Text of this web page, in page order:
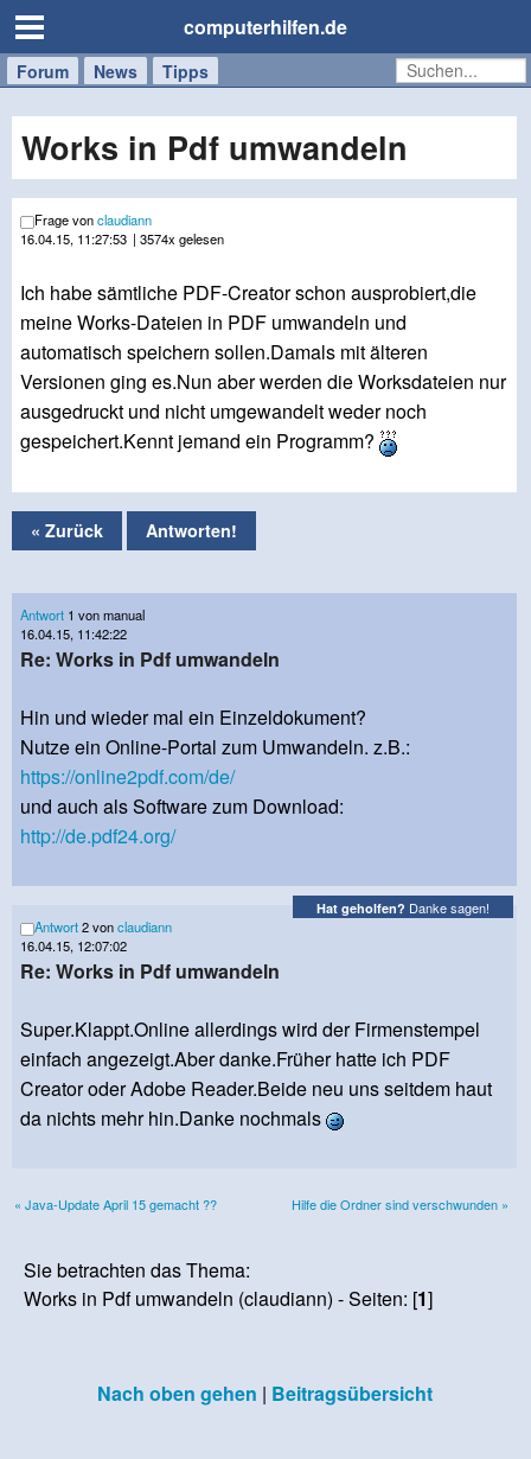
computerhilfen.de
Forum News Tipps
Handy
Tablet
Windows
Mac
Works in Pdf umwandeln
Frage vonclaudiann
16.04.15, 11:27:53 | 3574x gelesen
Ich habe sämtliche PDF-Creator schon ausprobiert,die
meine Works-Dateien in PDF umwandeln und
automatisch speichern sollen.Damals mit älteren
Versionen ging es.Nun aber werden die Worksdateien nur
ausgedruckt und nicht umgewandelt weder noch
gespeichert.Kennt jemand ein Programm?
« Zurück Antworten!
Antwort 1 von manual
16.04.15, 11:42:22
Re: Works in Pdf umwandeln
Hin und wieder mal ein Einzeldokument?
Nutze ein Online-Portal zum Umwandeln. z.B.:
https://online2pdf.com/de/
und auch als Software zum Download:
http://de.pdf24.org/
Hat geholfen? Danke sagen!
Antwort2 vonclaudiann
16.04.15, 12:07:02
Re: Works in Pdf umwandeln
Super.Klappt.Online allerdings wird der Firmenstempel
einfach angezeigt.Aber danke.Früher hatte ich PDF
Creator oder Adobe Reader.Beide neu uns seitdem haut
da nichts mehr hin.Danke nochmals
« Java-Update April 15 gemacht ?? Hilfe die Ordner sind verschwunden »
Sie betrachten das Thema:
Works in Pdf umwandeln (claudiann) - Seiten: [1]
Nach oben gehen | Beitragsübersicht